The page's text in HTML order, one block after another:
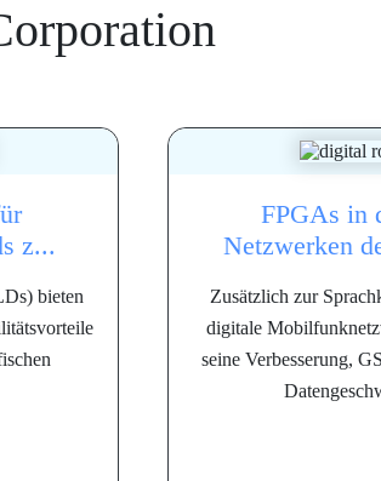
z...
bieten
FPGAs in
Netzwerken
Zusätzlich zur
digitale
seine Verbesserung,